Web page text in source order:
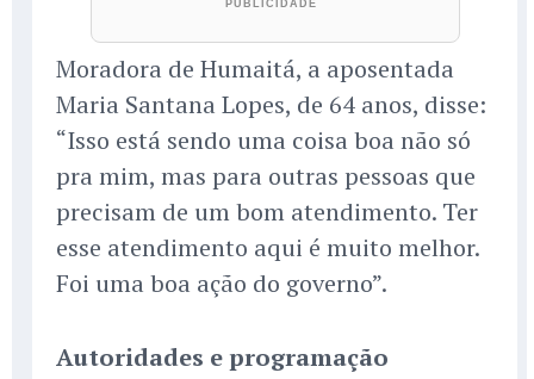
Moradora de Humaitá, a aposentada
Maria Santana Lopes, de 64 anos, disse:
“Isso está sendo uma coisa boa não só
pra mim, mas para outras pessoas que
precisam de um bom atendimento. Ter
esse atendimento aqui é muito melhor.
Foi uma boa ação do governo”.
Autoridades e programação